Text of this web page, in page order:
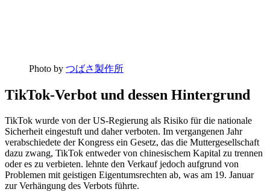
Photo by つばさ製作所
TikTok-Verbot und dessen Hintergrund
TikTok wurde von der US-Regierung als Risiko für die nationale
Sicherheit eingestuft und daher verboten. Im vergangenen Jahr
verabschiedete der Kongress ein Gesetz, das die Muttergesellschaft
dazu zwang, TikTok entweder von chinesischem Kapital zu trennen
oder es zu verbieten. lehnte den Verkauf jedoch aufgrund von
Problemen mit geistigen Eigentumsrechten ab, was am 19. Januar
zur Verhängung des Verbots führte.